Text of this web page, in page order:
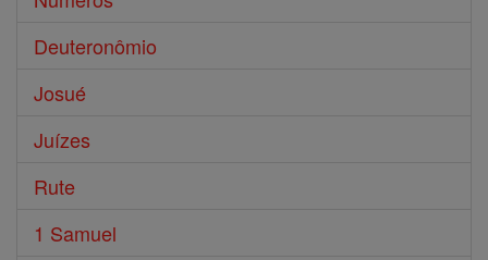
Deuteronômio
Josué
Juízes
Rute
1 Samuel